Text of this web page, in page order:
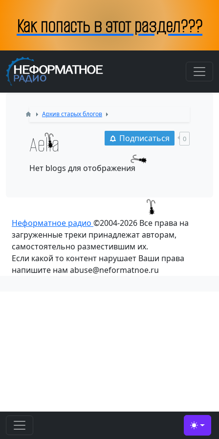
Как попасть в этот раздел???
Архив старых блогов
Подписаться 0
Aella
Нет blogs для отображения
Неформатное радио ©2004-2026 Все права на
загруженные треки принадлежат авторам,
самостоятельно разместившим их.
Если какой то контент нарушает Ваши права
напишите нам abuse@neformatnoe.ru